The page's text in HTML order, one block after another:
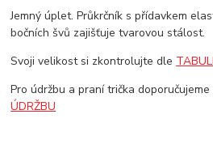
Jemný úplet. Průkrčník s přídavkem
bočních švů zajišťuje tvarovou stálost.
Svoji velikost si zkontrolujte dle
Pro údržbu a praní trička
ÚDRŽBU